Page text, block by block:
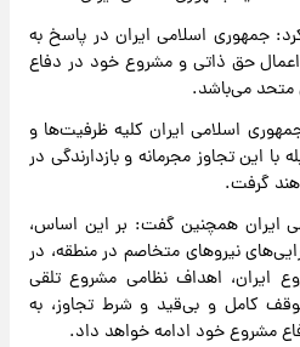
جمهوری اسلامی ایران در پاسخ به
اعمال حق ذاتی و مشروع خود در دفاع
اسلامی ایران کلیه ظرفیت‌ها و
با این تجاوز مجرمانه و بازدارندگی در
گرفت.
ایران همچنین گفت: بر این اساس،
نیروهای متخاصم در منطقه، در
ایران، اهداف نظامی مشروع تلقی
کامل و بی‌قید و شرط تجاوز، به
مشروع خود ادامه خواهد داد.